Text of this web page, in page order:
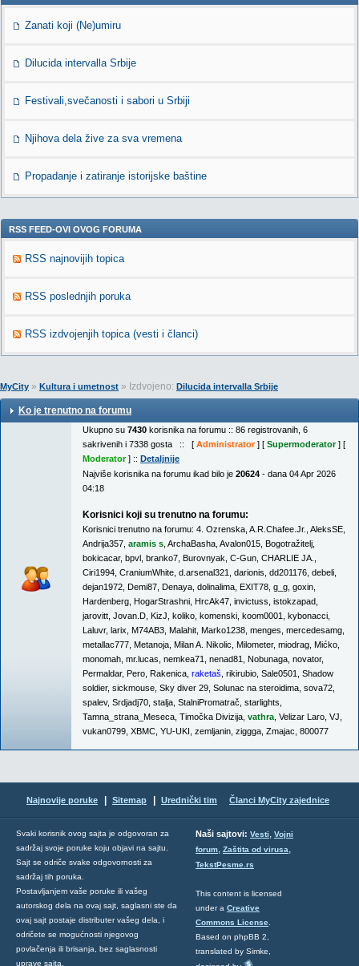
Zanati koji (Ne)umiru
Dilucida intervalla Srbije
Festivali,svečanosti i sabori u Srbiji
Njihova dela žive za sva vremena
Propadanje i zatiranje istorijske baštine
RSS FEED-OVI OVOG FORUMA
RSS najnovijih topica
RSS poslednjih poruka
RSS izdvojenjih topica (vesti i članci)
MyCity » Kultura i umetnost » Izdvojeno: Dilucida intervalla Srbije
Ko je trenutno na forumu
Ukupno su 7430 korisnika na forumu :: 86 registrovanih, 6
sakrivenih i 7338 gosta :: [ Administrator] [ Supermoderator] [
Moderator] :: Detaljnije
Najviše korisnika na forumu ikad bilo je 20624 - dana 04 Apr 2026
04:18
Korisnici koji su trenutno na forumu:
Korisnici trenutno na forumu: 4. Ozrenska A.R.Chafee.Jr. AleksSE
Andrija357 aramis s ArchaBasha Avalon015 Bogotražitelj
bokicacar, bpvl branko7 Burovnyak C-Gun CHARLIE JA.
Ciri1994 CraniumWhite d.arsenal321 darionis dd201176 debeli
dejan1972 Demi87 Denaya dolinalima EXIT78 g_g goxin
Hardenberg HogarStrashni HrcAk47 invictuss istokzapad
jarovitt Jovan.D KizJ koliko komenski koom0001 kybonacci
Laluvr, larix M74AB3 Malahit Marko1238 menges mercedesamg
metallac777 Metanoja Milan A. Nikolic Milometer, miodrag Mićko
monomah mr.lucas nemkea71 nenad81 Nobunaga novator,
Permaldar, Pero Rakenica raketaš rikirubio Sale0501
Shadow
soldier, sickmouse Sky diver 29 Solunac na steroidima sova72
spalev, Srdjadj70 stalja StalniPromatrač starlights
Tamna_strana_Meseca Timočka Divizija vathra Velizar Laro VJ
vukan0799 XBMC YU-UKI zemljanin ziggga Zmajac 800077
Najnovije poruke Sitemap Urednički tim Članci MyCity zajednice
Svaki korisnik ovog sajta je odgovoran za
sadržaj svoje poruke koju objavi na sajtu.
Sajt se odriče svake odgovornosti za
sadržaj tih poruka.
Postavljanjem vaše poruke ili vašeg
autorskog dela na ovaj sajt, saglasni ste da
ovaj sajt postaje distributer vašeg dela, i
odričete se mogućnosti njegovog
povlačenja ili brisanja, bez saglasnosti
uprave sajta.
Naši sajtovi: Vesti, Vojni
forum, Zaštita od virusa,
TekstPesme.rs
This content is licensed
under a Creative
Commons License
Based on phpBB 2,
translated by Simke,